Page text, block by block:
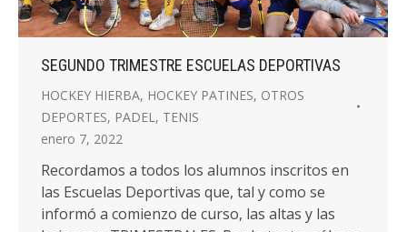
SEGUNDO TRIMESTRE ESCUELAS DEPORTIVAS
HOCKEY HIERBA, HOCKEY PATINES, OTROS
DEPORTES, PADEL , TENIS
enero 7, 2022
Recordamos a todos los alumnos inscritos en
las Escuelas Deportivas que, tal y como se
informó a comienzo de curso, las altas y las